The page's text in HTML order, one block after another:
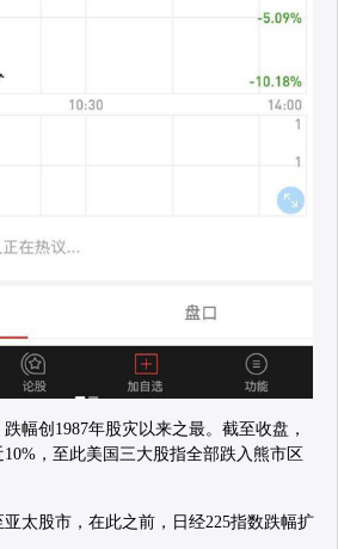
幅创1987年股灾以来之最。截至收盘，
，至此美国三大股指全部跌入熊市区
太股市，在此之前，日经225指数跌幅扩